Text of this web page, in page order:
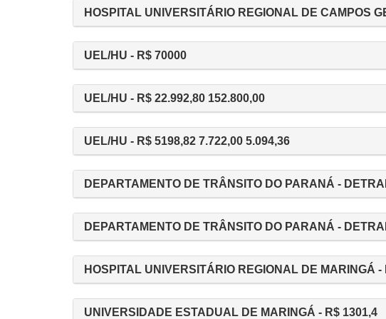
HOSPITAL UNIVERSITÁRIO REGIONAL DE CAMPOS
UEL/HU - R$ 70000
UEL/HU - R$ 22.992,80 152.800,00
UEL/HU - R$ 5198,82 7.722,00 5.094,36
DEPARTAMENTO DE TRÂNSITO DO PARANÁ -
DEPARTAMENTO DE TRÂNSITO DO PARANÁ -
HOSPITAL UNIVERSITÁRIO REGIONAL DE MARINGÁ -
UNIVERSIDADE ESTADUAL DE MARINGÁ - R$ 1301,4